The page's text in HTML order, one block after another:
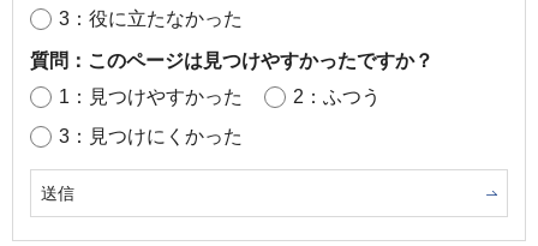
3：役に立たなかった
質問：このページは見つけやすかったですか？
1：見つけやすかった
2：ふつう
3：見つけにくかった